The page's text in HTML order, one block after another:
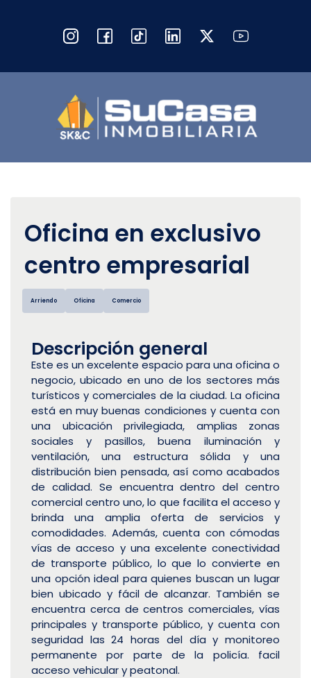
Oficina en exclusivo
centro empresarial
Arriendo Oficina Comercio
Descripción general
Este es un excelente espacio para una oficina o
negocio, ubicado en uno de los sectores más
turísticos y comerciales de la ciudad. La oficina
está en muy buenas condiciones y cuenta con
una ubicación privilegiada, amplias zonas
sociales y pasillos, buena iluminación y
ventilación, una estructura sólida y una
distribución bien pensada, así como acabados
de calidad. Se encuentra dentro del centro
comercial centro uno, lo que facilita el acceso y
brinda una amplia oferta de servicios y
comodidades. Además, cuenta con cómodas
vías de acceso y una excelente conectividad
de transporte público, lo que lo convierte en
una opción ideal para quienes buscan un lugar
bien ubicado y fácil de alcanzar. También se
encuentra cerca de centros comerciales, vías
principales y transporte público, y cuenta con
seguridad las 24 horas del día y monitoreo
permanente por parte de la policía. facil
acceso vehicular y peatonal.